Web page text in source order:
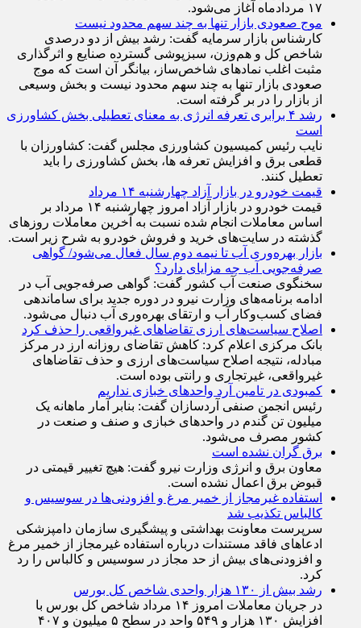
۱۷ مردادماه آغاز می‌شود.
موج صعودی بازار تنها به چند سهم محدود نیست
کارشناس بازار سرمایه گفت: رشد بیش از دو درصدی
شاخص کل و هم‌وزن، سبزپوشی گسترده صنایع و اثرگذاری
مثبت اغلب نماد‌های شاخص‌ساز، بیانگر آن است که موج
صعودی بازار تنها به چند سهم محدود نیست و بخش وسیعی
از بازار را در بر گرفته است.
است
نایب رئیس کمیسیون کشاورزی مجلس گفت: کشاورزان با
قطعی برق و افزایش تعرفه ها، بخش کشاورزی را باید
تعطیل کنند.
قیمت خودرو در بازار آزاد چهارشنبه ۱۴ مرداد
قیمت خودرو در بازار آزاد امروز چهارشنبه ۱۴ مرداد بر
اساس معاملات انجام شده نسبت به آخرین معاملات روز‌های
گذشته در سایت‌های خرید و فروش خودرو به شرح زیر است.
بازار بهره‌وری آب تا نیمه دوم سال فعال می‌شود/ گواهی
صرفه‌جویی آب چه مزایای دارد؟
سخنگوی صنعت آب کشور گفت: گواهی صرفه‌جویی آب در
ادامه برنامه‌های وزارت نیرو در دوره جدید برای ساماندهی
فضای کسب‌وکار آب و ارتقای بهره‌وری آب دنبال می‌شود.
اصلاح سیاست‌های ارزی تقاضاهای غیرواقعی را حذف کرد
بانک مرکزی اعلام کرد: کاهش تقاضای روزانه ارز در مرکز
مبادله، نتیجه اصلاح سیاست‌های ارزی و حذف تقاضا‌های
غیرواقعی، غیرتجاری و رانتی بوده است.
کمبودی در تامین آرد واحد‌های خبازی نداریم
رئیس انجمن صنفی آردسازان گفت: بنابر آمار ماهانه یک
میلیون تن گندم در واحد‌های خبازی و صنف و صنعت در
کشور مصرف می‌شود.
برق گران نشده است
معاون برق و انرژی وزارت نیرو گفت: هیچ تغییر قیمتی در
قبوض برق اعمال نشده است.
استفاده غیرمجاز از خمیر مرغ و افزودنی‌ها در سوسیس و
کالباس تکذیب شد
سرپرست معاونت بهداشتی و پیشگیری سازمان دامپزشکی
ادعاهای فاقد مستندات درباره استفاده غیرمجاز از خمیر مرغ
و افزودنی‌های بیش از حد مجاز در سوسیس و کالباس را رد
کرد.
رشد بیش از ۱۳۰ هزار واحدی شاخص کل بورس
در جریان معاملات امروز ۱۴ مرداد شاخص کل بورس با